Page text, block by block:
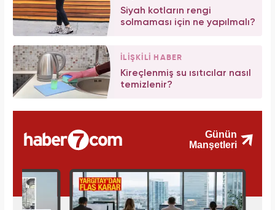
Siyah kotların rengi
solmaması için ne yapılmalı?
İLİŞKİLİ HABER
Kireçlenmiş su ısıtıcılar nasıl
temizlenir?